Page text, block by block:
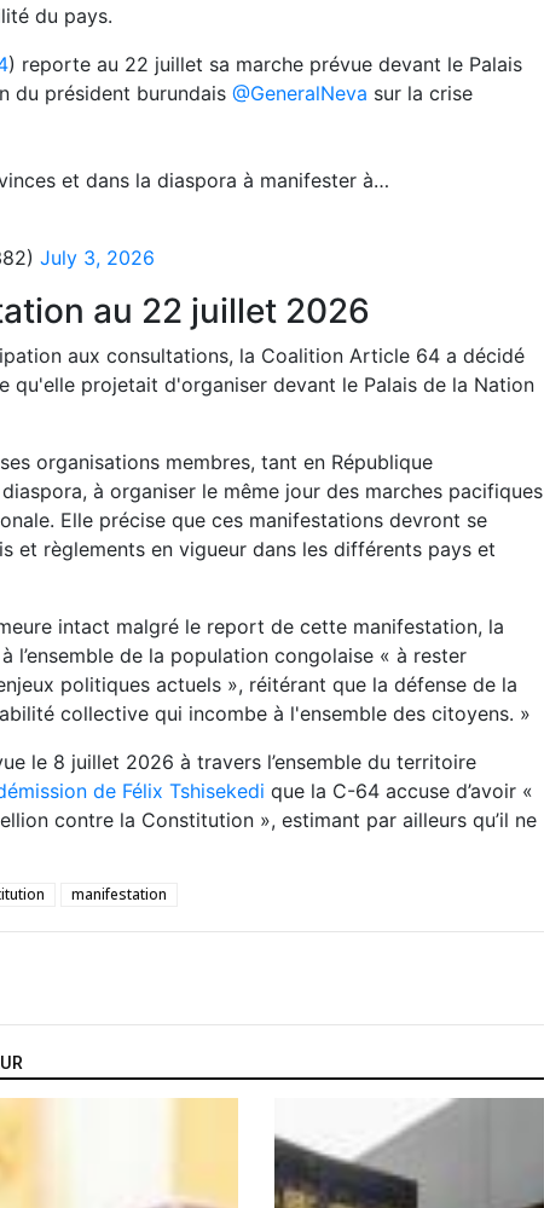
du pays.
) reporte au 22 juillet sa marche prévue devant le Palais
du président burundais @GeneralNeva sur la crise
et dans la diaspora à manifester à…
July 3, 2026
au 22 juillet 2026
aux consultations, la Coalition Article 64 a décidé
qu'elle projetait d'organiser devant le Palais de la Nation
organisations membres, tant en République
à organiser le même jour des marches pacifiques
Elle précise que ces manifestations devront se
et règlements en vigueur dans les différents pays et
intact malgré le report de cette manifestation, la
l’ensemble de la population congolaise « à rester
politiques actuels », réitérant que la défense de la
collective qui incombe à l'ensemble des citoyens. »
le 8 juillet 2026 à travers l’ensemble du territoire
de Félix Tshisekedi que la C-64 accuse d’avoir «
contre la Constitution », estimant par ailleurs qu’il ne
manifestation